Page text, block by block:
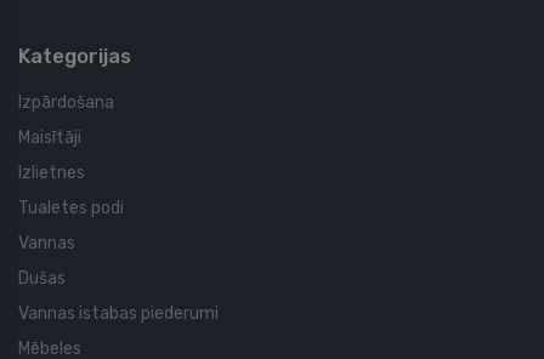
Kategorijas
Izpārdošana
Maisītāji
Izlietnes
Tualetes podi
Vannas
Dušas
Vannas istabas piederumi
Mēbeles